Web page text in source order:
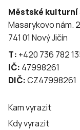
Městské
Masarykovo nám.
741 01 Nový Jičín
T: +420 736 782
IČ: 47998261
DIČ:CZ47998261
Kam vyrazit
Kdy vyrazit